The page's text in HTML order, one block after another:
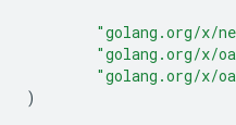
"golang.org/x/
"golang.org/x/
"golang.org/x/
)